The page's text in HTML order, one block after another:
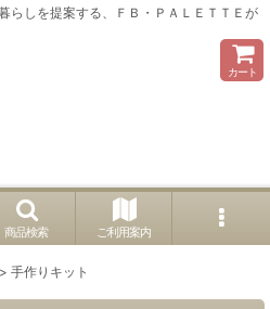
らしを提案する、ＦＢ・ＰＡＬＥＴＴＥが
カート
商品検索 ご利用案内
> 手作りキット